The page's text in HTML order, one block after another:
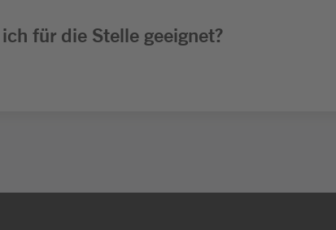
für die Stelle geeignet?